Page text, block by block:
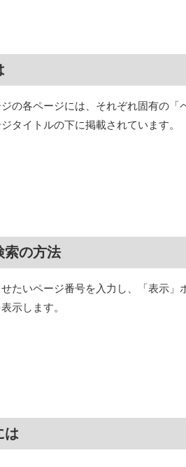
の各ページには、それぞれ固有の「
タイトルの下に掲載されています。
索の方法
たいページ番号を入力し、「表示」
示します。
は